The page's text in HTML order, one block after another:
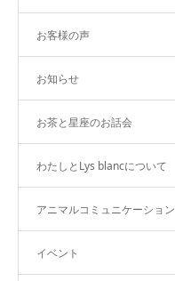
お客様の声
お知らせ
お茶と星座のお話会
わたしとLys blancについて
アニマルコミュニケーション
イベント